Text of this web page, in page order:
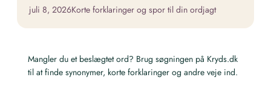
juli 8, 2026Korte forklaringer og spor til din ordjagt
Mangler du et beslægtet ord? Brug søgningen på Kryds.dk
til at finde synonymer, korte forklaringer og andre veje ind.